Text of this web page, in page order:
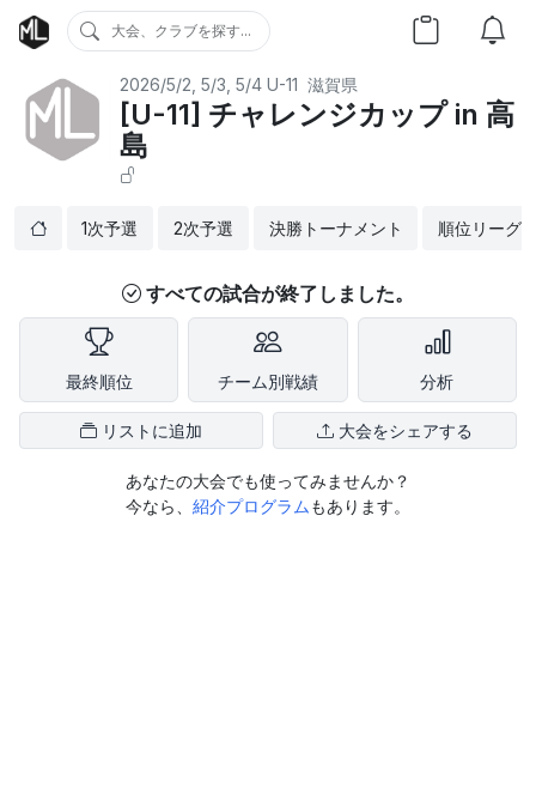
大会、クラブを探す...
2026/5/2, 5/3, 5/4 U-11 滋賀県
[U-11] チャレンジカップ in 高
島
1次予選 2次予選 決勝トーナメント 順位リーグ
すべての試合が終了しました。
最終順位 チーム別戦績 分析
リストに追加 大会をシェアする
あなたの大会でも使ってみませんか？
今なら、 紹介プログラム もあります。